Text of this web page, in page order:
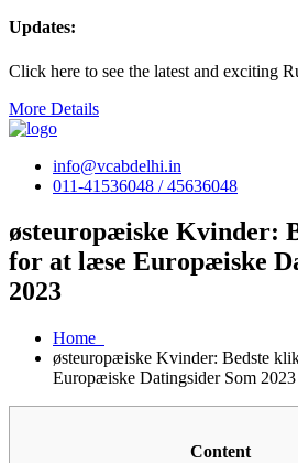
Updates:
Click here to see the latest and exciting
More Details
info@vcabdelhi.in
011-41536048 / 45636048
østeuropæiske Kvinder:
for at læse Europæiske
2023
Home
østeuropæiske Kvinder: Bedste
Europæiske Datingsider Som 2023
Content